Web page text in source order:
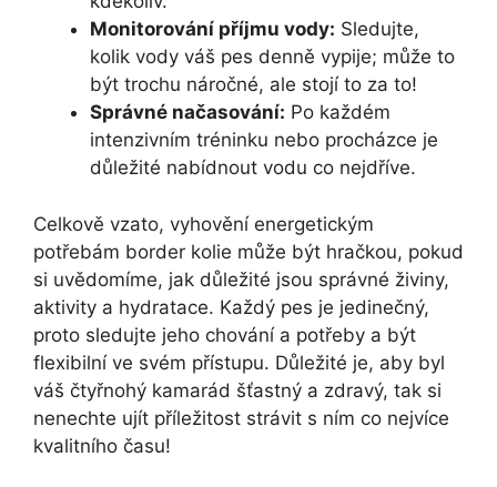
Monitorování příjmu vody: Sledujte,
kolik vody váš pes denně vypije; může to
být trochu náročné, ale stojí to za to!
Správné načasování: Po každém
intenzivním tréninku nebo procházce je
důležité nabídnout vodu co nejdříve.
Celkově vzato, vyhovění energetickým
potřebám border kolie může být hračkou, pokud
si uvědomíme, jak důležité jsou správné živiny,
aktivity a hydratace. Každý pes je jedinečný,
proto sledujte jeho chování a potřeby a být
flexibilní ve svém přístupu. Důležité je, aby byl
váš čtyřnohý kamarád šťastný a zdravý, tak si
nenechte ujít příležitost strávit s ním co nejvíce
kvalitního času!